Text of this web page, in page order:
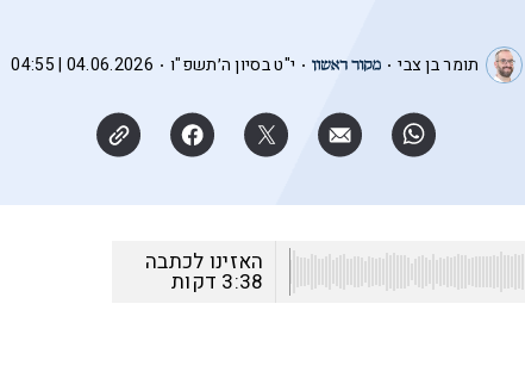
תומר בן צבי י"ט בסיון ה׳תשפ"ו 04.06.2026 | 04:55
האזינו לכתבה
3:38 דקות